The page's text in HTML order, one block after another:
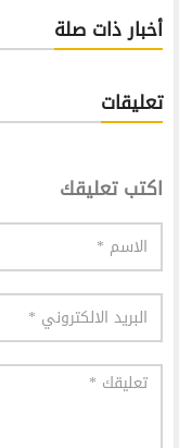
أخبار ذات صلة
تعليقات
اكتب تعليقك